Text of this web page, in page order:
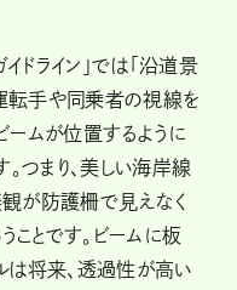
ドライン」では「沿道景
転手や同乗者の視線を
ームが位置するように
。つまり、美しい海岸線
が防護柵で見えなく
ことです。ビームに板
は将来、透過性が高い